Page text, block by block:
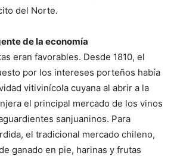
del Norte.
de la economía
eran favorables. Desde 1810, el
por los intereses porteños había
vitivinícola cuyana al abrir a la
el principal mercado de los vinos
sanjuaninos. Para
el tradicional mercado chileno,
ganado en pie, harinas y frutas